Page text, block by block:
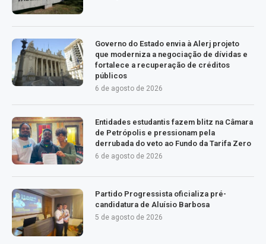
Governo do Estado envia à Alerj projeto
que moderniza a negociação de dívidas e
fortalece a recuperação de créditos
públicos
6 de agosto de 2026
Entidades estudantis fazem blitz na Câmara
de Petrópolis e pressionam pela
derrubada do veto ao Fundo da Tarifa Zero
6 de agosto de 2026
Partido Progressista oficializa pré-
candidatura de Aluísio Barbosa
5 de agosto de 2026